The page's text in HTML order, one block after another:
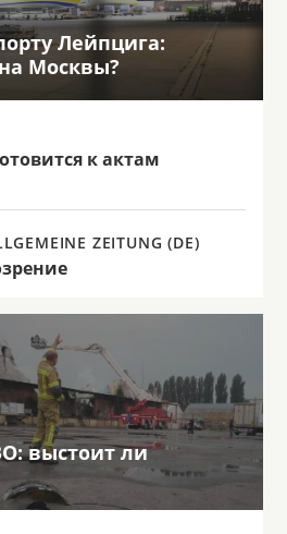
Лейпцига:
Москвы?
к актам
ZEITUNG (DE)
выстоит ли